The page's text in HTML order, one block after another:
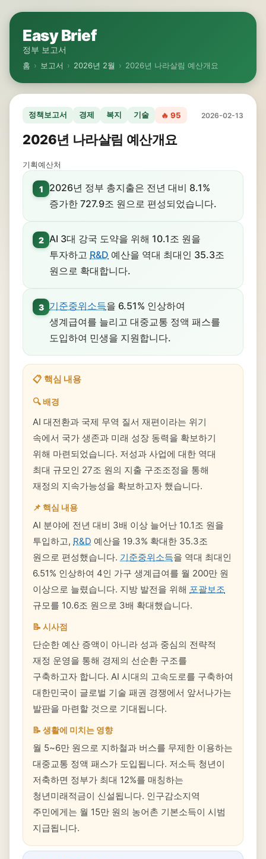
Easy Brief
정부 보고서
홈 › 보고서 › 2026년 2월 › 2026년 나라살림 예산개요
정책보고서 경제 복지 기술 🔥 95 2026-02-13
2026년 나라살림 예산개요
기획예산처
1
2026년 정부 총지출은 전년 대비 8.1%
증가한 727.9조 원으로 편성되었습니다.
2 AI 3대 강국 도약을 위해 10.1조 원을
투자하고 R&D 예산을 역대 최대인 35.3조
원으로 확대합니다.
3 기준중위소득을 6.51% 인상하여
생계급여를 늘리고 대중교통 정액 패스를
도입하여 민생을 지원합니다.
📋 핵심 내용
🔍 배경
AI 대전환과 국제 무역 질서 재편이라는 위기
속에서 국가 생존과 미래 성장 동력을 확보하기
위해 마련되었습니다. 저성과 사업에 대한 역대
최대 규모인 27조 원의 지출 구조조정을 통해
재정의 지속가능성을 확보하고자 했습니다.
📌 핵심 내용
AI 분야에 전년 대비 3배 이상 늘어난 10.1조 원을
투입하고, R&D 예산을 19.3% 확대한 35.3조
원으로 편성했습니다. 기준중위소득을 역대 최대인
6.51% 인상하여 4인 가구 생계급여를 월 200만 원
이상으로 늘렸습니다. 지방 발전을 위해 포괄보조
규모를 10.6조 원으로 3배 확대했습니다.
📝 시사점
단순한 예산 증액이 아니라 성과 중심의 전략적
재정 운영을 통해 경제의 선순환 구조를
구축하고자 합니다. AI 시대의 고속도로를 구축하여
대한민국이 글로벌 기술 패권 경쟁에서 앞서나가는
발판을 마련할 것으로 기대됩니다.
📝 생활에 미치는 영향
월 5~6만 원으로 지하철과 버스를 무제한 이용하는
대중교통 정액 패스가 도입됩니다. 저소득 청년이
저축하면 정부가 최대 12%를 매칭하는
청년미래적금이 신설됩니다. 인구감소지역
주민에게는 월 15만 원의 농어촌 기본소득이 시범
지급됩니다.